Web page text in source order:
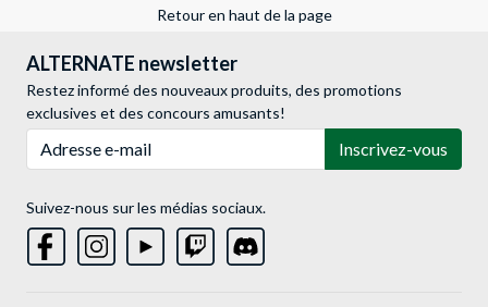
Retour en haut de la page
ALTERNATE newsletter
Restez informé des nouveaux produits, des promotions
exclusives et des concours amusants!
Inscrivez-vous
Suivez-nous sur les médias sociaux.